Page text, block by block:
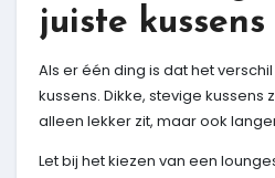
juiste kussens
Als er één ding is dat het
kussens. Dikke, stevige
alleen lekker zit, maar ook
Let bij het kiezen van een